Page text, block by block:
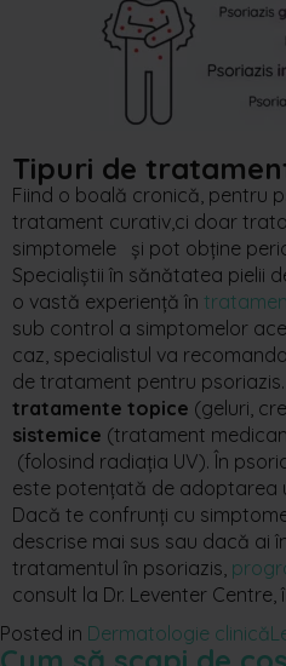
Tipuri de
Fiind o boală cronică, pentru
tratament curativ,ci doar
simptomele și pot obține
Specialiștii în sănătatea pielii
o vastă experiență în
sub control a simptomelor
caz, specialistul va
de tratament pentru
tratamente topice (geluri,
sistemice (tratament
(folosind radiația UV). În
este potențată de adoptarea
Dacă te confrunți cu
descrise mai sus sau dacă ai
tratamentul în psoriazis,
consult la Dr. Leventer Centre,
Posted in Dermatologie clinică